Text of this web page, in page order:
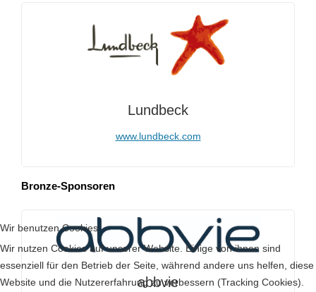
Lundbeck
www.lundbeck.com
Bronze-Sponsoren
abbvie
Wir benutzen Cookies
Wir nutzen Cookies auf unserer Website. Einige von ihnen sind
essenziell für den Betrieb der Seite, während andere uns helfen, diese
Website und die Nutzererfahrung zu verbessern (Tracking Cookies).